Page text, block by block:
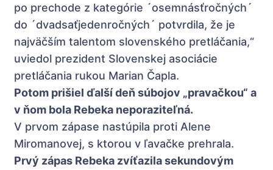
po prechode z kategórie ´osemnásťročných´
do ´dvadsaťjedenročných´ potvrdila, že je
najväčším talentom slovenského pretláčania,“
uviedol prezident Slovenskej asociácie
pretláčania rukou Marian Čapla.
Potom prišiel ďalší deň súbojov „pravačkou“ a
v ňom bola Rebeka neporaziteľná.
V prvom zápase nastúpila proti Alene
Miromanovej, s ktorou v ľavačke prehrala.
Prvý zápas Rebeka zvíťazila sekundovým